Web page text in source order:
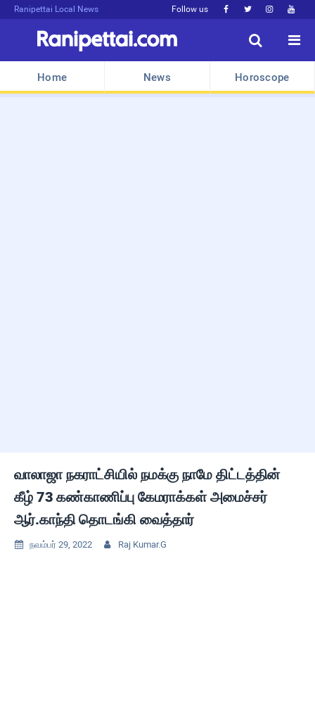
Ranipettai Local News Follow us    


Home News Horoscope
வாலாஜா நகராட்சியில் நமக்கு நாமே திட்டத்தின்
கீழ் 73 கண்காணிப்பு கேமராக்கள் அமைச்சர்
ஆர்.காந்தி தொடங்கி வைத்தார்
 நவம்பர் 29, 2022  Raj Kumar.G